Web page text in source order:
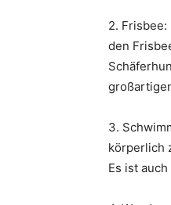
2.
den
3.
körperlich
Es ist